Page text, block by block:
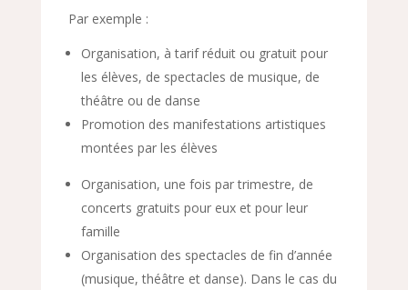
Par exemple :
Organisation, à tarif réduit ou gratuit pour
les élèves, de spectacles de musique, de
théâtre ou de danse
Promotion des manifestations artistiques
montées par les élèves
Organisation, une fois par trimestre, de
concerts gratuits pour eux et pour leur
famille
Organisation des spectacles de fin d’année
(musique, théâtre et danse). Dans le cas du